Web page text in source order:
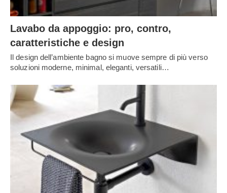
Lavabo da appoggio: pro, contro,
caratteristiche e design
Il design dell’ambiente bagno si muove sempre di più verso
soluzioni moderne, minimal, eleganti, versatili…